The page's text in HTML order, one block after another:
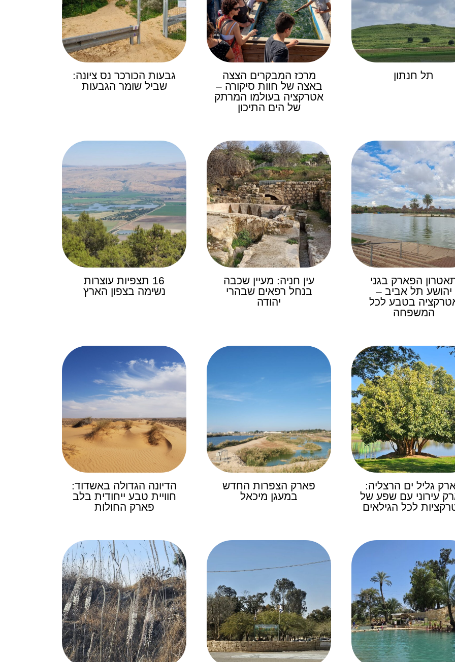
תל חנתון
מרכז המבקרים הצצה
באצה של חוות סיקורה –
אטרקציה בעולמו המרתק
של הים התיכון
גבעות הכורכר נס ציונה:
שביל שומר הגבעות
הפארק בגני
יהושע תל אביב –
בטבע לכל
המשפחה
עין חניה: מעיין שכבה
בנחל רפאים שבהרי
יהודה
16 תצפיות עוצרות
נשימה בצפון הארץ
גליל ים הרצליה:
עירוני עם שפע של
לכל הגילאים
פארק הצפרות החדש
במעגן מיכאל
הדיונה הגדולה באשדוד:
חוויית טבע ייחודית בלב
פארק החולות